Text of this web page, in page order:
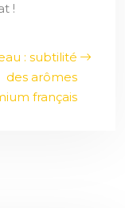
!
: subtilité
des arômes
français